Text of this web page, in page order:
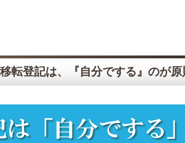
転登記は、『自分でする』のが